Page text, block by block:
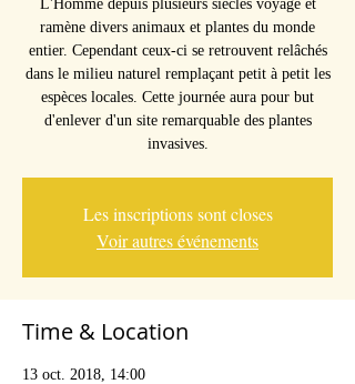
L'Homme depuis plusieurs siècles voyage et
ramène divers animaux et plantes du monde
entier. Cependant ceux-ci se retrouvent relâchés
dans le milieu naturel remplaçant petit à petit les
espèces locales. Cette journée aura pour but
d'enlever d'un site remarquable des plantes
invasives.
Les inscriptions sont closes
Voir autres événements
Time & Location
13 oct. 2018, 14:00